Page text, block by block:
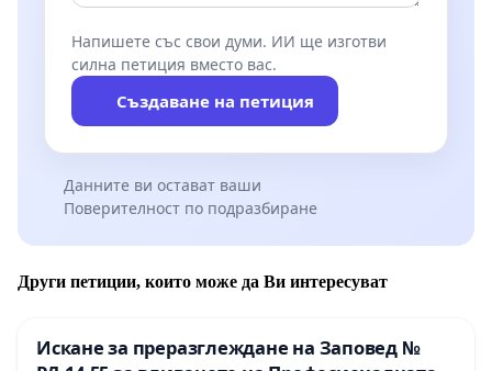
Напишете със свои думи. ИИ ще изготви
силна петиция вместо вас.
Създаване на петиция
Данните ви остават ваши
Поверителност по подразбиране
Други петиции, които може да Ви интересуват
Искане за преразглеждане на Заповед №